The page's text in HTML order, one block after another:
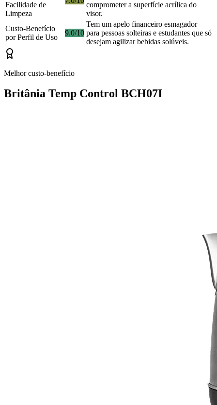
Facilidade de
Limpeza
comprometer a superfície acrílica do
visor.
Custo-Benefício
por Perfil de Uso
9.0/10
Tem um apelo financeiro esmagador
para pessoas solteiras e estudantes que só
desejam agilizar bebidas solúveis.
Melhor custo-benefício
Britânia Temp Control BCH07I